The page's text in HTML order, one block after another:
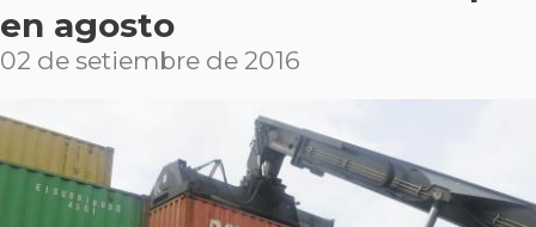
en agosto
02 de setiembre de 2016